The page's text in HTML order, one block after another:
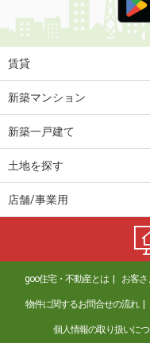
賃貸
新築マンション
新築一戸建て
土地を探す
店舗/事業用
goo住宅・不動産とは お客
物件に関するお問合せの流れ
個人情報の取り扱いに